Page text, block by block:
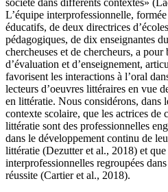
société dans différents contextes»
L’équipe interprofessionnelle,
éducatifs, de deux directrices
pédagogiques, de dix enseignantes
chercheuses et de chercheurs, a
d’évaluation et d’enseignement,
favorisent les interactions à l’oral
lecteurs d’oeuvres littéraires en vue
en littératie. Nous considérons, dans
contexte scolaire, que les actrices de
littératie sont des professionnelles
dans le développement continu de
littératie (Dezutter et al., 2018) et
interprofessionnelles regroupées
réussite (Cartier et al., 2018).